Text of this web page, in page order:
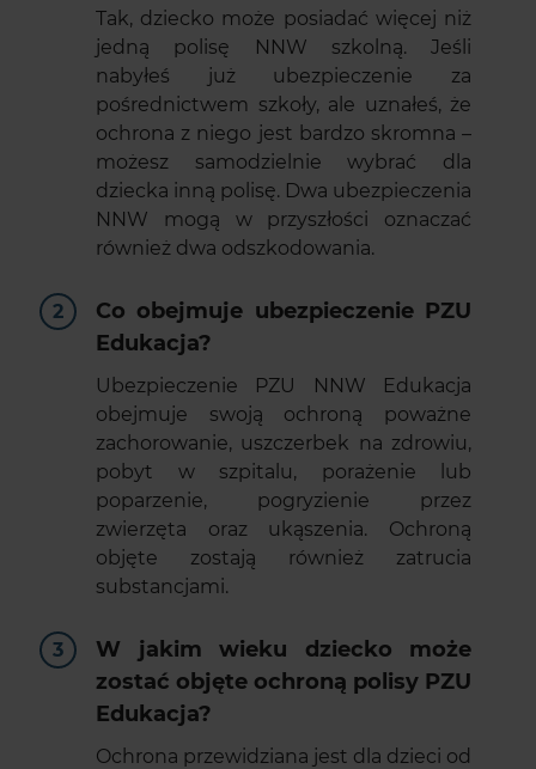
Tak, dziecko może posiadać więcej niż
jedną polisę NNW szkolną. Jeśli
nabyłeś już ubezpieczenie za
pośrednictwem szkoły, ale uznałeś, że
ochrona z niego jest bardzo skromna –
możesz samodzielnie wybrać dla
dziecka inną polisę. Dwa ubezpieczenia
NNW mogą w przyszłości oznaczać
również dwa odszkodowania.
Co obejmuje ubezpieczenie PZU
Edukacja?
Ubezpieczenie PZU NNW Edukacja
obejmuje swoją ochroną poważne
zachorowanie, uszczerbek na zdrowiu,
pobyt w szpitalu, porażenie lub
poparzenie, pogryzienie przez
zwierzęta oraz ukąszenia. Ochroną
objęte zostają również zatrucia
substancjami.
W jakim wieku dziecko może
zostać objęte ochroną polisy PZU
Edukacja?
Ochrona przewidziana jest dla dzieci od